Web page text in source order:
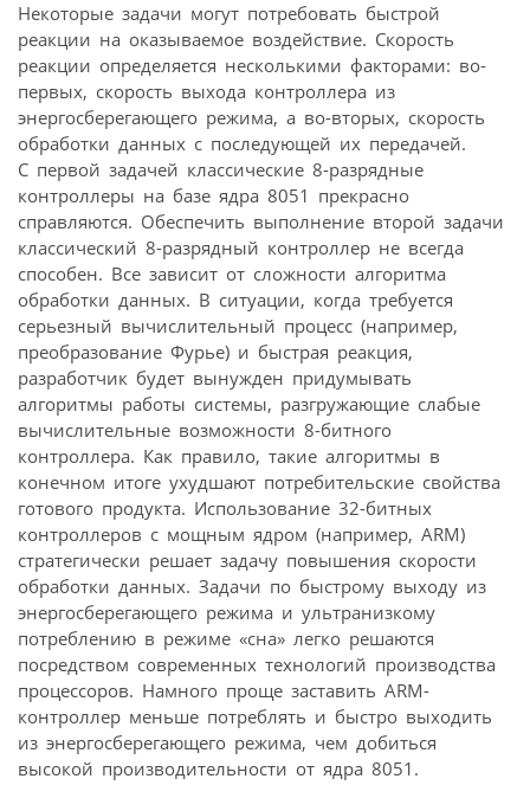
Некоторые задачи могут потребовать быстрой
реакции на оказываемое воздействие. Скорость
реакции определяется несколькими факторами: во-
первых, скорость выхода контроллера из
энергосберегающего режима, а во-вторых, скорость
обработки данных с последующей их передачей.
С первой задачей классические 8-разрядные
контроллеры на базе ядра 8051 прекрасно
справляются. Обеспечить выполнение второй задачи
классический 8-разрядный контроллер не всегда
способен. Все зависит от сложности алгоритма
обработки данных. В ситуации, когда требуется
серьезный вычислительный процесс (например,
преобразование Фурье) и быстрая реакция,
разработчик будет вынужден придумывать
алгоритмы работы системы, разгружающие слабые
вычислительные возможности 8-битного
контроллера. Как правило, такие алгоритмы в
конечном итоге ухудшают потребительские свойства
готового продукта. Использование 32-битных
контроллеров с мощным ядром (например, ARM)
стратегически решает задачу повышения скорости
обработки данных. Задачи по быстрому выходу из
энергосберегающего режима и ультранизкому
потреблению в режиме «сна» легко решаются
посредством современных технологий производства
процессоров. Намного проще заставить ARM-
контроллер меньше потреблять и быстро выходить
из энергосберегающего режима, чем добиться
высокой производительности от ядра 8051.